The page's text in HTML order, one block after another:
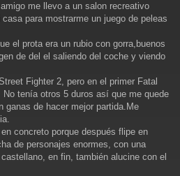
me llevo a un salon recreativo
para mostrarme un juego de peleas
el prota era un rubio con gorra,buenos
de del el saliendo del coche y viendo
Fighter 2, pero en el primer Fatal
No tenía otros 5 duros así que me quede
ganas de hacer mejor partida.Me
concreto porque después flipe en
de personajes enormes, con una
en fin, también alucine con el